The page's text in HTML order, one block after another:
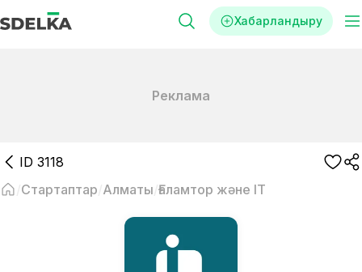
Хабарландыру
Реклама
ID 3118
Стартаптар Алматы Ғаламтор және IT